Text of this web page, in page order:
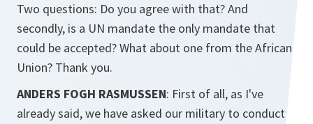
Two questions: Do you agree with that? And
secondly, is a UN mandate the only mandate that
could be accepted? What about one from the African
Union? Thank you.
ANDERS FOGH RASMUSSEN: First of all, as I've
already said, we have asked our military to conduct